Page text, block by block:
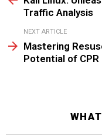
Traffic Analysis
NEXT ARTICLE
Mastering
Potential of CPR